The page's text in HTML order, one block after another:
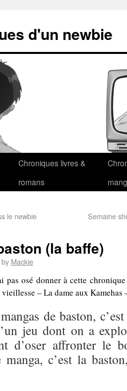
d'un newbie
Chroniques livres &
romans
le newbie Semaine
(la baffe)
by Mackie
pas osé donner à cette
– La dame aux
de baston,
jeu dont on a
d’oser affronter le
manga, c’est la